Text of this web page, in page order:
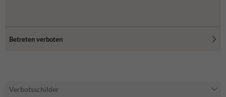
Betreten verboten
Verbotsschilder